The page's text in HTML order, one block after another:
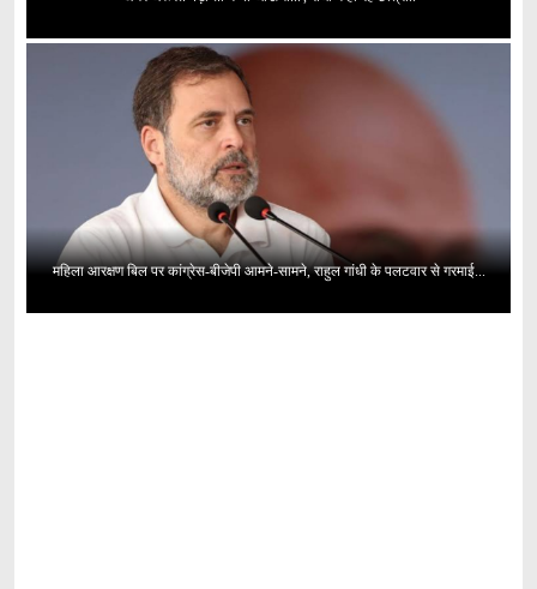
महिला आरक्षण बिल पर कांग्रेस-बीजेपी आमने-सामने, राहुल गांधी के पलटवार से गरमाई...